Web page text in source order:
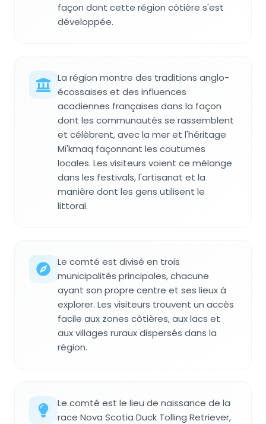
façon dont cette région côtière s'est
développée.
La région montre des traditions anglo-
écossaises et des influences
acadiennes françaises dans la façon
dont les communautés se rassemblent
et célèbrent, avec la mer et l'héritage
Mi'kmaq façonnant les coutumes
locales. Les visiteurs voient ce mélange
dans les festivals, l'artisanat et la
manière dont les gens utilisent le
littoral.
Le comté est divisé en trois
municipalités principales, chacune
ayant son propre centre et ses lieux à
explorer. Les visiteurs trouvent un accès
facile aux zones côtières, aux lacs et
aux villages ruraux dispersés dans la
région.
Le comté est le lieu de naissance de la
race Nova Scotia Duck Tolling Retriever,